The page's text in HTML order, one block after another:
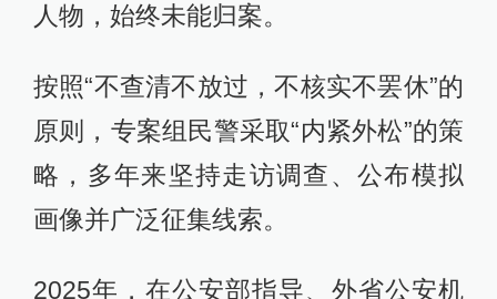
人物，始终未能归案。
按照“不查清不放过，不核实不罢休”的
原则，专案组民警采取“内紧外松”的策
略，多年来坚持走访调查、公布模拟
画像并广泛征集线索。
2025年，在公安部指导、外省公安机